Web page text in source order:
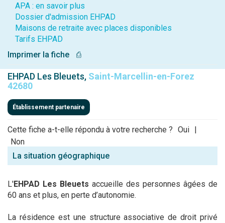
APA : en savoir plus
Dossier d'admission EHPAD
Maisons de retraite avec places disponibles
Tarifs EHPAD
Imprimer la fiche
⎙
EHPAD Les Bleuets, Saint-Marcellin-en-Forez
42680
Établissement partenaire
Cette fiche a-t-elle répondu à votre recherche ? Oui |
Non
La situation géographique
L'EHPAD Les Bleuets accueille des personnes âgées de
60 ans et plus, en perte d’autonomie.
La résidence est une structure associative de droit privé